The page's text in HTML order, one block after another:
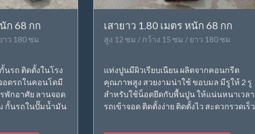
ก 68 กก
าว 180 ซม
นรถ ติดตั้งในโรง
อดรถในคอนโดมี
พักอาศัย ลานจอด
กั้นรถในปั๊มน้ำมัน
เสายาว 1.80 เมตร หนัก 68 กก
สูง 12 ซม / กว้าง 15 ซม / ยาว 180 ซม
แท่งปูนมีผิวเรียบเนียน ผลิตจากคอนกรีต
คุณภาพสูง สวยงามน่าใช้ ขอบมล มีรูให้ 2 รู
สำหรับใช้น็อตยึดกับพื้นปูน ให้แน่นหนาเวลา
รถเข้าจอด ติดตั้งง่าย ติดตั้งไว สะดวกรวดเร็ว